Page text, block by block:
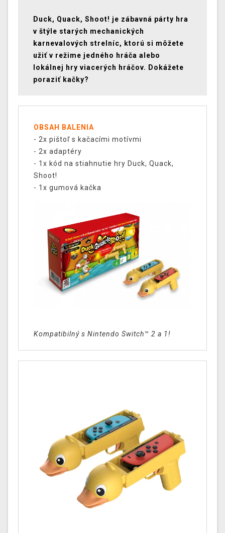
Duck, Quack, Shoot! je zábavná párty hra
v štýle starých mechanických
karnevalových strelníc, ktorú si môžete
užiť v režime jedného hráča alebo
lokálnej hry viacerých hráčov. Dokážete
poraziť kačky?
O BSAH BALENIA
- 2x pištoľ s kačacími motívmi
- 2x adaptéry
- 1x kód na stiahnutie hry Duck, Quack,
Shoot!
- 1x gumová kačka
Kompatibilný s Nintendo Switch™ 2 a 1!